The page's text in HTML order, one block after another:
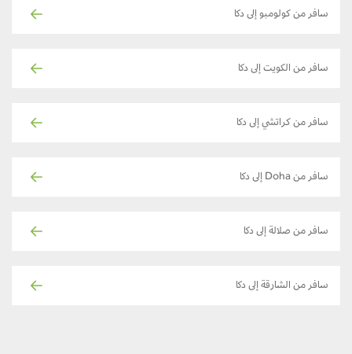
سافر من كولومبو إلى دكا
سافر من الكويت إلى دكا
سافر من كراتشي إلى دكا
سافر من Doha إلى دكا
سافر من صلالة إلى دكا
سافر من الشارقة إلى دكا